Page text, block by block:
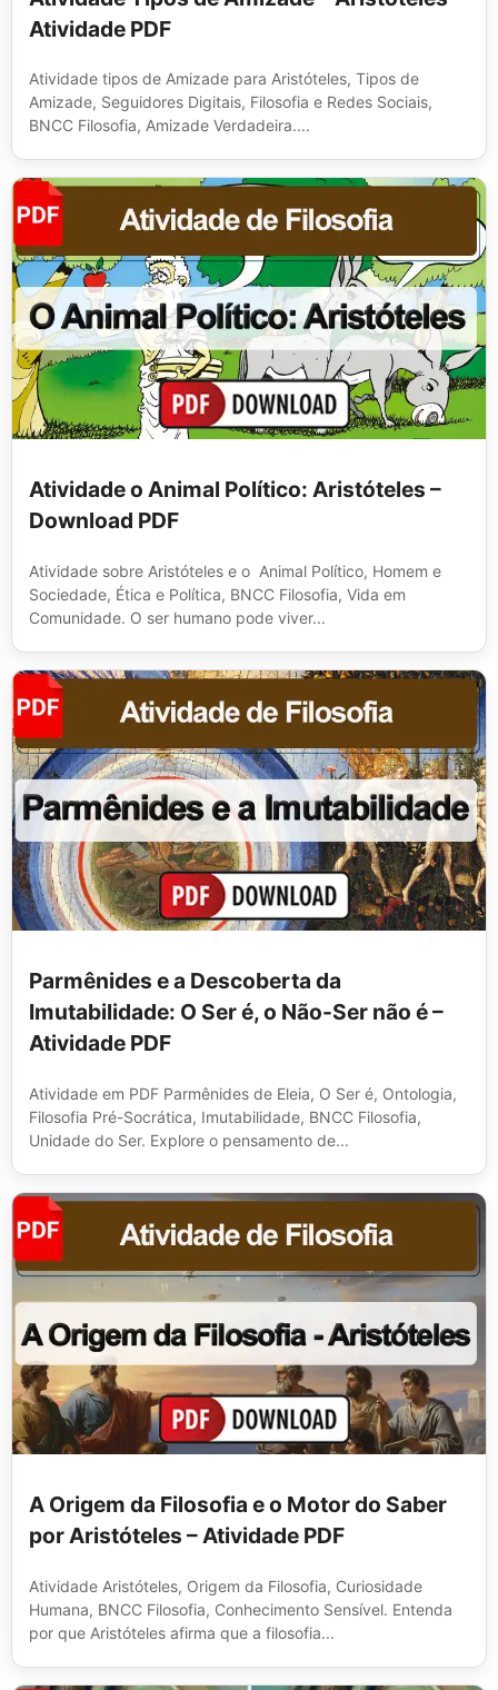
Atividade PDF
Atividade tipos de Amizade para Aristóteles, Tipos de
Amizade, Seguidores Digitais, Filosofia e Redes Sociais,
BNCC Filosofia, Amizade Verdadeira....
Atividade o Animal Político: Aristóteles –
Download PDF
Atividade sobre Aristóteles e o Animal Político, Homem e
Sociedade, Ética e Política, BNCC Filosofia, Vida em
Comunidade. O ser humano pode viver...
Parmênides e a Descoberta da
Imutabilidade: O Ser é, o Não-Ser não é –
Atividade PDF
Atividade em PDF Parmênides de Eleia, O Ser é, Ontologia,
Filosofia Pré-Socrática, Imutabilidade, BNCC Filosofia,
Unidade do Ser. Explore o pensamento de...
A Origem da Filosofia e o Motor do Saber
por Aristóteles – Atividade PDF
Atividade Aristóteles, Origem da Filosofia, Curiosidade
Humana, BNCC Filosofia, Conhecimento Sensível. Entenda
por que Aristóteles afirma que a filosofia...